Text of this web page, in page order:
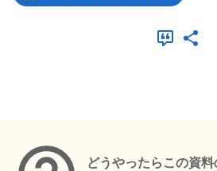
どうやったらこの資